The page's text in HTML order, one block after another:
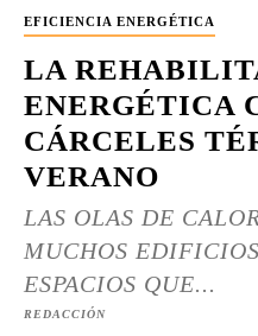
EFICIENCIA ENERGÉTICA
LA
ENERGÉTICA
CÁRCELES
VERANO
LAS OLAS DE
MUCHOS
ESPACIOS QUE...
REDACCIÓN